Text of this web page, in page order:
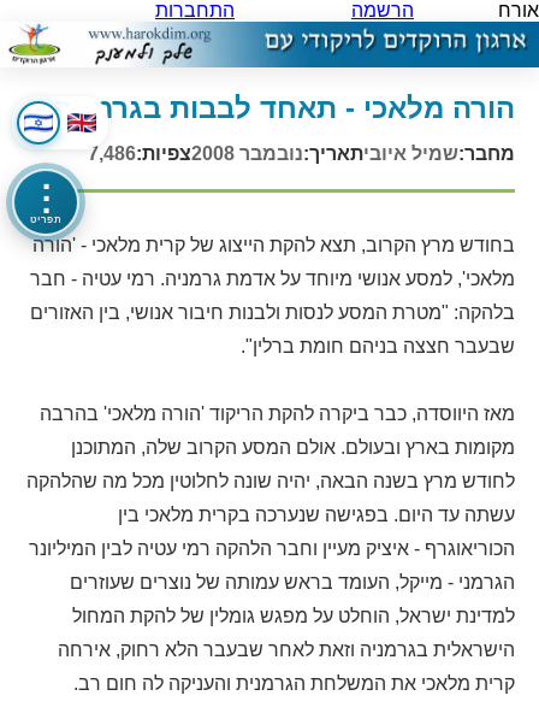
אורח הרשמה התחברות
⋮
תפריט
הורה מלאכי - תאחד לבבות בגרמניה
מחבר:שמיל איוביתאריך:נובמבר 2008 צפיות:7,486
בחודש מרץ הקרוב, תצא להקת הייצוג של קרית מלאכי - 'הורה
מלאכי', למסע אנושי מיוחד על אדמת גרמניה. רמי עטיה - חבר
בלהקה: "מטרת המסע לנסות ולבנות חיבור אנושי, בין האזורים
שבעבר חצצה בניהם חומת ברלין".
מאז היווסדה, כבר ביקרה להקת הריקוד 'הורה מלאכי' בהרבה
מקומות בארץ ובעולם. אולם המסע הקרוב שלה, המתוכנן
לחודש מרץ בשנה הבאה, יהיה שונה לחלוטין מכל מה שהלהקה
עשתה עד היום. בפגישה שנערכה בקרית מלאכי בין
הכוריאוגרף - איציק מעיין וחבר הלהקה רמי עטיה לבין המיליונר
הגרמני - מייקל, העומד בראש עמותה של נוצרים שעוזרים
למדינת ישראל, הוחלט על מפגש גומלין של להקת המחול
הישראלית בגרמניה וזאת לאחר שבעבר הלא רחוק, אירחה
קרית מלאכי את המשלחת הגרמנית והעניקה לה חום רב.